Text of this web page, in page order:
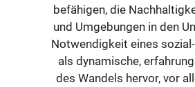
befähigen, die
und Umgebungen in den
Notwendigkeit eines
als dynamische,
des Wandels hervor, vor